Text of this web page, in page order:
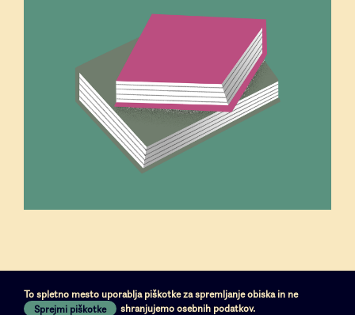
To spletno mesto uporablja piškotke za spremljanje obiska in ne
shranjujemo osebnih podatkov.
Sprejmi piškotke
Pogoji uporabe